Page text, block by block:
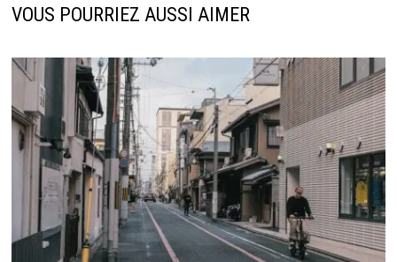
VOUS POURRIEZ AUSSI AIMER